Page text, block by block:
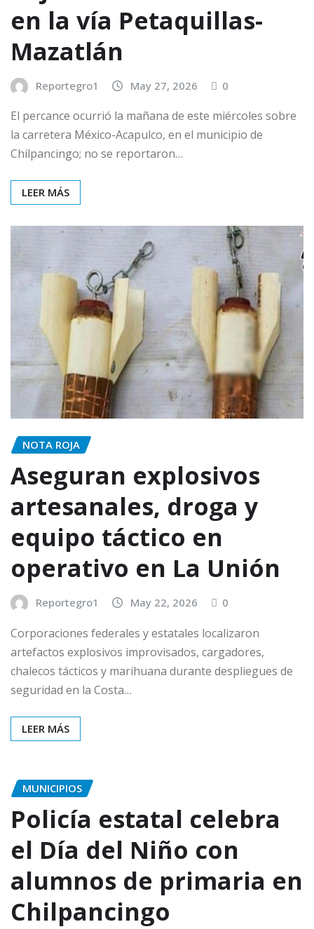
en la vía Petaquillas-
Mazatlán
Reportegro1 May 27, 2026 0
El percance ocurrió la mañana de este miércoles sobre
la carretera México-Acapulco, en el municipio de
Chilpancingo; no se reportaron…
LEER MÁS
NOTA ROJA
Aseguran explosivos
artesanales, droga y
equipo táctico en
operativo en La Unión
Reportegro1 May 22, 2026 0
Corporaciones federales y estatales localizaron
artefactos explosivos improvisados, cargadores,
chalecos tácticos y marihuana durante despliegues de
seguridad en la Costa…
LEER MÁS
MUNICIPIOS
Policía estatal celebra
el Día del Niño con
alumnos de primaria en
Chilpancingo